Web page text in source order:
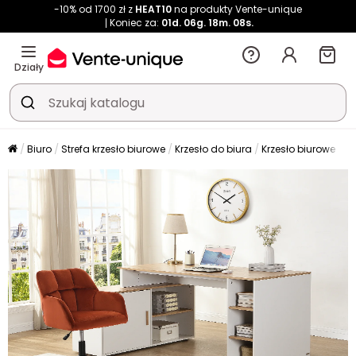
-10% od 1700 zł z HEAT10na produkty Vente-unique
Koniec za: 01d. 06g.18m. 08s.
Działy
Biuro Strefa krzesło biurowe Krzesło do biura Krzesło biurowe